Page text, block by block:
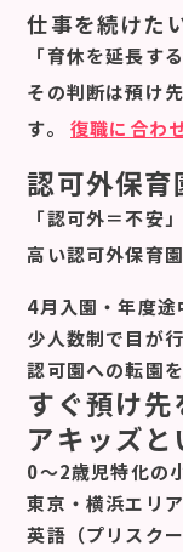
仕事を続けた
「育休を延長す
その判断は預け
す。 復職に合わ
認可外保育
「認可外＝不安
高い認可外保育
4月入園・年度
少人数制で目が
認可園への転園
すぐ預け
アキッズ
0〜2歳児特化の
東京・横浜エリ
英語（プリスク